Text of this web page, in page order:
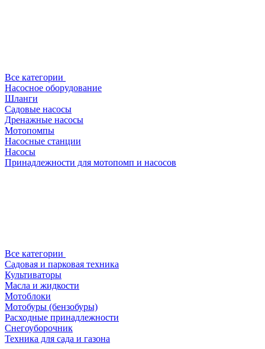
Все категории
Насосное оборудование
Шланги
Садовые насосы
Дренажные насосы
Мотопомпы
Насосные станции
Насосы
Принадлежности для мотопомп и насосов
Все категории
Садовая и парковая техника
Культиваторы
Масла и жидкости
Мотоблоки
Мотобуры (бензобуры)
Расходные принадлежности
Снегоуборочник
Техника для сада и газона